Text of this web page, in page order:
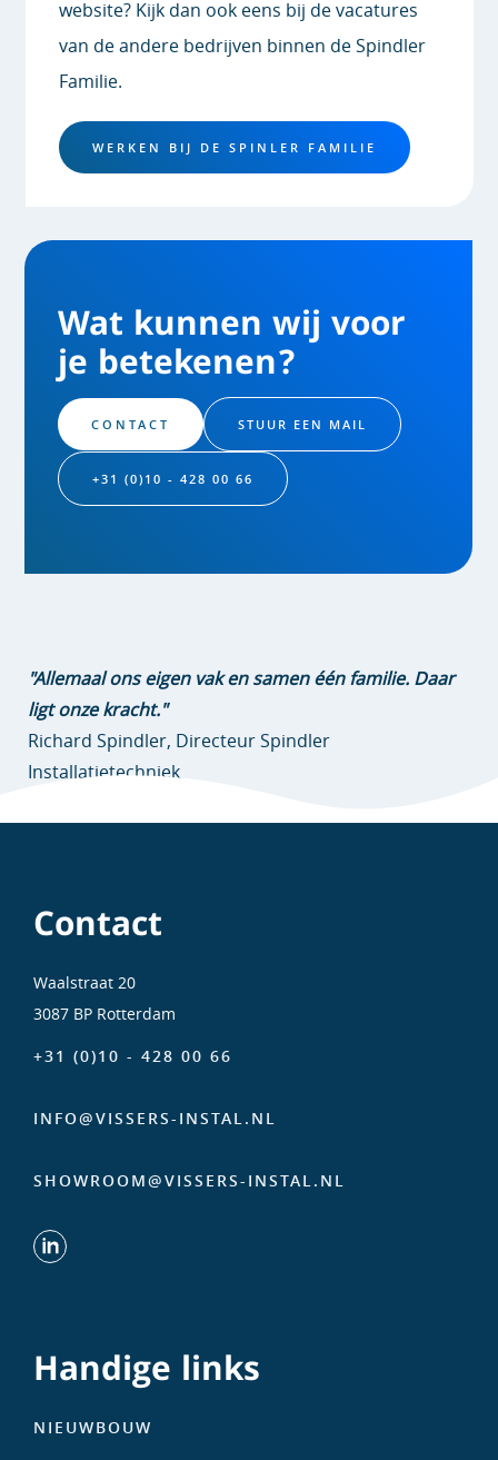
website? Kijk dan ook eens bij de vacatures
van de andere bedrijven binnen de Spindler
Familie.
WERKEN BIJ DE SPINLER FAMILIE
Wat kunnen wij voor
je betekenen?
CONTACT STUUR EEN MAIL
+31 (0)10 - 428 00 66
"Allemaal ons eigen vak en samen één familie. Daar
ligt onze kracht."
Richard Spindler, Directeur Spindler
Installatietechniek
Contact
Waalstraat 20
3087 BP Rotterdam
+31 (0)10 - 428 00 66
INFO@VISSERS-INSTAL.NL
SHOWROOM@VISSERS-INSTAL.NL
Handige links
NIEUWBOUW